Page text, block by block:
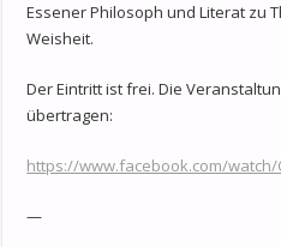
Essener Philosoph und Literat zu
Weisheit.
Der Eintritt ist frei. Die
übertragen:
https://www.facebook.com/watch/
—